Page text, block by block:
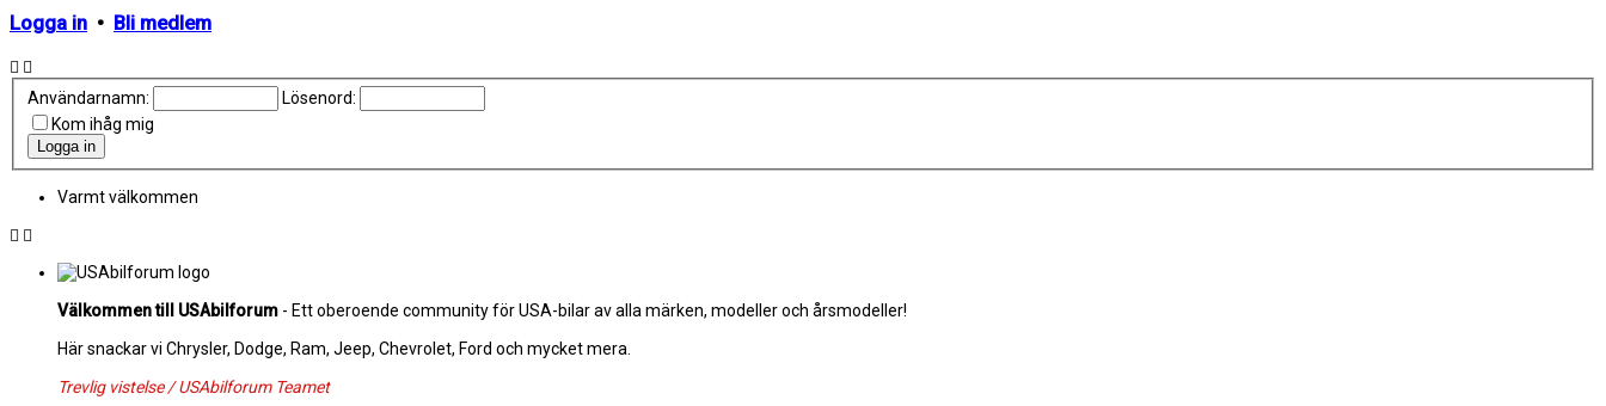
Logga in • Bli medlem
Användarnamn:
Lösenord:
Kom ihåg mig
Varmt välkommen
Välkommen till USAbilforum - Ett oberoende community för USA-bilar av alla märken, modeller och årsmodeller!
Här snackar vi Chrysler, Dodge, Ram, Jeep, Chevrolet, Ford och mycket mera.
Trevlig vistelse / USAbilforum Teamet